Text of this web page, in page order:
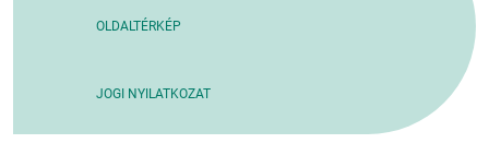
OLDALTÉRKÉP
JOGI NYILATKOZAT